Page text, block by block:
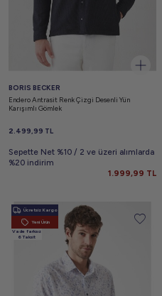
BORIS BECKER
Endero Antrasit Renk Çizgi Desenli Yün
Karışımlı Gömlek
2.499,99 TL
Sepette Net %10 / 2 ve üzeri alımlarda
%20 indirim
1.999,99 TL
Ücretsiz Kargo
Yeni Ürün
Vade farksız
6 Taksit